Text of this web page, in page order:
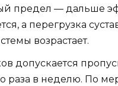
предел — дальше
а перегрузка
возрастает.
допускается
раза в неделю. По